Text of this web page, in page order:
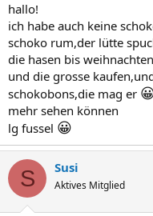
hallo!
ich habe auch keine
schoko rum,der lütte
die hasen bis
und die grosse
schokobons,die mag er
mehr sehen können
lg fussel 😀
S Susi
Aktives Mitglied